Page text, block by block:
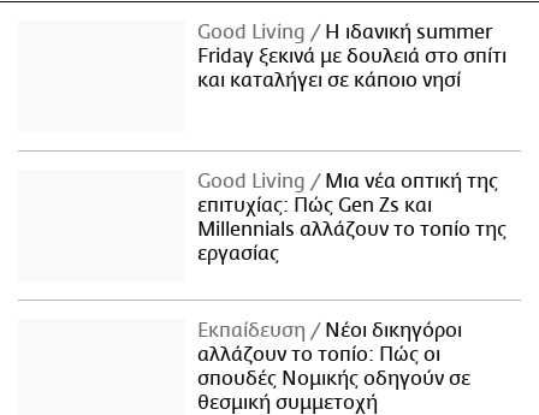
Good Living
Η ιδανική summer
Friday ξεκινά με δουλειά στο σπίτι
και καταλήγει σε κάποιο νησί
Good Living
Μια νέα οπτική της
επιτυχίας: Πώς Gen Zs και
Millennials αλλάζουν το τοπίο της
εργασίας
Εκπαίδευση
Νέοι δικηγόροι
αλλάζουν το τοπίο: Πώς οι
σπουδές Νομικής οδηγούν σε
θεσμική συμμετοχή